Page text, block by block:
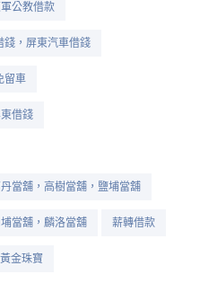
公教借款
錢，屏東汽車借錢
留車
借錢
當舖，高樹當舖，鹽埔當舖
當舖，麟洛當舖 薪轉借款
黃金珠寶